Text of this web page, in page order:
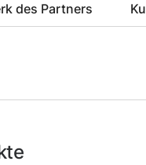
des Partners